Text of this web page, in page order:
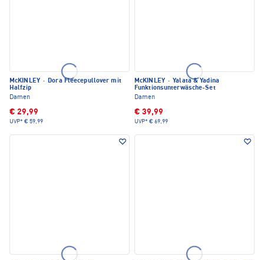
McKINLEY · Dora Fleecepullover mit
Halfzip
Damen
€ 29,99
UVP* € 59,99
McKINLEY · Yalata & Yadina
Funktionsunterwäsche-Set
Damen
€ 39,99
UVP* € 69,99